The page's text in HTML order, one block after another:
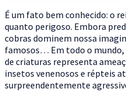
É um fato bem conhecido: o
quanto perigoso. Embora
cobras dominem nossa
famosos… Em todo o mundo,
de criaturas representa
insetos venenosos e répteis
surpreendentemente